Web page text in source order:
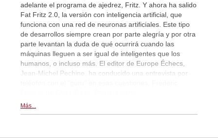
adelante el programa de ajedrez, Fritz. Y ahora ha salido
Fat Fritz 2.0, la versión con inteligencia artificial, que
funciona con una red de neuronas artificiales. Este tipo
de desarrollos siempre crean por parte alegría y por otra
parte levantan la duda de qué ocurrirá cuando las
máquinas lleguen a ser igual de inteligentes que los
humanos, o incluso más. El editor de Europe Échecs,
Jean-Michel Pechine, ha conducido una entrevista por
Más...